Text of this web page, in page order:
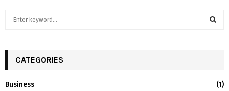
h
CATEGORIES
Business
(1)